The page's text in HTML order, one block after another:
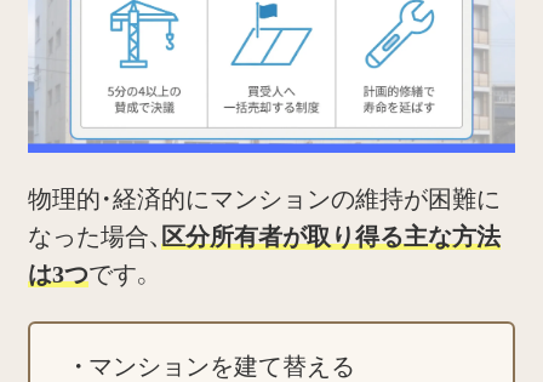
物理的・経済的にマンションの維持が困難に
なった場合、 区分所有者が取り得る主な方法
は3つです。
マンションを建て替える